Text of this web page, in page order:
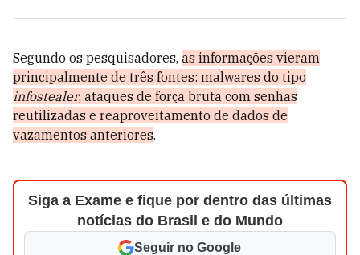
Segundo os pesquisadores, as informações vieram
principalmente de três fontes: malwares do tipo
infostealer, ataques de força bruta com senhas
reutilizadas e reaproveitamento de dados de
vazamentos anteriores.
Siga a Exame e fique por dentro das últimas
notícias do Brasil e do Mundo
Seguir no Google